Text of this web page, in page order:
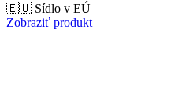
🇪🇺 Sídlo v EÚ
Zobraziť produkt